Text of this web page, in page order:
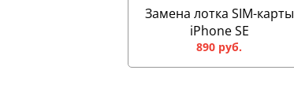
Замена лотка SIM-карты
iPhone SE
890 руб.